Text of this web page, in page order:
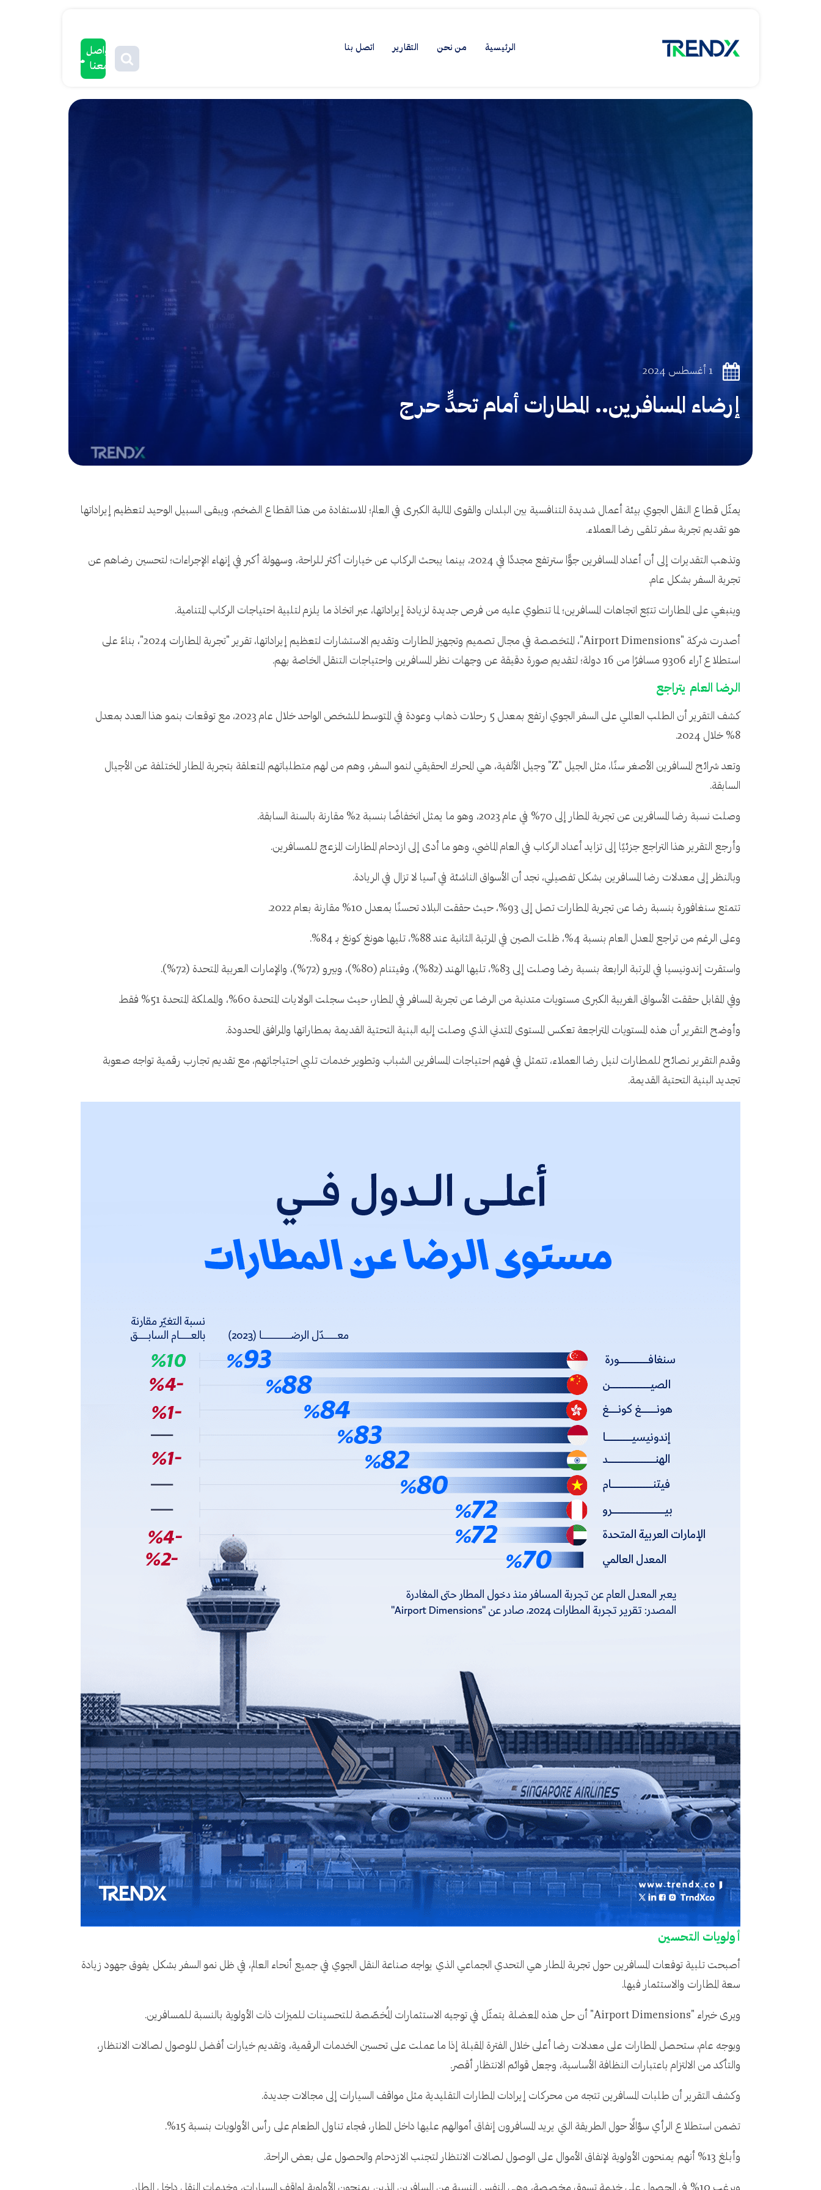
الرئيسية من نحن التقارير اتصل بنا
تواصل
معنا
1 أغسطس 2024
إرضاء المسافرين.. المطارات أمام تحدٍّ حرج
يمثّل قطاع النقل الجوي بيئة أعمال شديدة التنافسية بين البلدان والقوى المالية الكبرى في العالم؛ للاستفادة من هذا القطاع الضخم، ويبقى السبيل الوحيد لتعظيم إيراداتها
هو تقديم تجربة سفر تلقى رضا العملاء.
وتذهب التقديرات إلى أن أعداد المسافرين جوًّا سترتفع مجددًا في 2024، بينما يبحث الركاب عن خيارات أكثر للراحة، وسهولة أكبر في إنهاء الإجراءات؛ لتحسين رضاهم عن
تجربة السفر بشكل عام.
وينبغي على المطارات تتبّع اتجاهات المسافرين؛ لما تنطوي عليه من فرص جديدة لزيادة إيراداتها، عبر اتخاذ ما يلزم لتلبية احتياجات الركاب المتنامية.
أصدرت شركة "Airport Dimensions"، المتخصصة في مجال تصميم وتجهيز المطارات وتقديم الاستشارات لتعظيم إيراداتها، تقرير "تجربة المطارات 2024"، بناءً على
استطلاع آراء 9306 مسافرًا من 16 دولة؛ لتقديم صورة دقيقة عن وجهات نظر المسافرين واحتياجات التنقل الخاصة بهم.
الرضا العام يتراجع
كشف التقرير أن الطلب العالمي على السفر الجوي ارتفع بمعدل 5 رحلات ذهاب وعودة في المتوسط للشخص الواحد خلال عام 2023، مع توقعات بنمو هذا العدد بمعدل
8% خلال 2024.
وتعد شرائح المسافرين الأصغر سنًا، مثل الجيل "Z" وجيل الألفية، هي المحرك الحقيقي لنمو السفر، وهم من لهم متطلباتهم المتعلقة بتجربة المطار المختلفة عن الأجيال
السابقة.
وصلت نسبة رضا المسافرين عن تجربة المطار إلى 70% في عام 2023، وهو ما يمثل انخفاضًا بنسبة 2% مقارنة بالسنة السابقة.
وأرجع التقرير هذا التراجع جزئيًا إلى تزايد أعداد الركاب في العام الماضي، وهو ما أدى إلى ازدحام المطارات المزعج للمسافرين.
وبالنظر إلى معدلات رضا المسافرين بشكل تفصيلي، نجد أن الأسواق الناشئة في آسيا لا تزال في الريادة.
تتمتع سنغافورة بنسبة رضا عن تجربة المطارات تصل إلى 93%، حيث حققت البلاد تحسنًا بمعدل 10% مقارنة بعام 2022.
وعلى الرغم من تراجع المعدل العام بنسبة 4%، ظلت الصين في المرتبة الثانية عند 88%، تليها هونغ كونغ بـ 84%.
واستقرت إندونيسيا في المرتبة الرابعة بنسبة رضا وصلت إلى 83%، تليها الهند (82%)، وفيتنام (80%)، وبيرو (72%)، والإمارات العربية المتحدة (72%).
وفي المقابل حققت الأسواق الغربية الكبرى مستويات متدنية من الرضا عن تجربة المسافر في المطار، حيث سجلت الولايات المتحدة 60%، والمملكة المتحدة 51% فقط.
وأوضح التقرير أن هذه المستويات المتراجعة تعكس المستوى المتدني الذي وصلت إليه البنية التحتية القديمة بمطاراتها والمرافق المحدودة.
وقدم التقرير نصائح للمطارات لنيل رضا العملاء، تتمثل في فهم احتياجات المسافرين الشباب وتطوير خدمات تلبي احتياجاتهم، مع تقديم تجارب رقمية تواجه صعوبة
تجديد البنية التحتية القديمة.
أولويات التحسين
أصبحت تلبية توفعات المسافرين حول تجربة المطار هي التحدي الجماعي الذي يواجه صناعة النقل الجوي في جميع أنحاء العالم، في ظل نمو السفر بشكل يفوق جهود زيادة
سعة المطارات والاستثمار فيها.
ويرى خبراء "Airport Dimensions" أن حل هذه المعضلة يتمثّل في توجيه الاستثمارات المُخصّصة للتحسينات للميزات ذات الأولوية بالنسبة للمسافرين.
وبوجه عام، ستحصل المطارات على معدلات رضا أعلى خلال الفترة المقبلة إذا ما عملت على تحسين الخدمات الرقمية، وتقديم خيارات أفضل للوصول لصالات الانتظار،
والتأكد من الالتزام باعتبارات النظافة الأساسية، وجعل قوائم الانتظار أقصر.
وكشف التقرير أن طلبات المسافرين تتجه من محركات إيرادات المطارات التقليدية مثل مواقف السيارات إلى مجالات جديدة.
تضمن استطلاع الرأي سؤالًا حول الطريقة التي يريد المسافرون إنفاق أموالهم عليها داخل المطار، فجاء تناول الطعام على رأس الأولويات بنسبة 15%.
وأبلغ 13% أنهم يمنحون الأولوية لإنفاق الأموال على الوصول لصالات الانتظار لتجنب الازدحام والحصول على بعض الراحة.